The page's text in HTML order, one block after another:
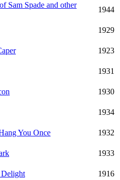
Sam Spade and other
1944
1929
1923
1931
1930
1934
You Once
1932
1933
Delight
1916